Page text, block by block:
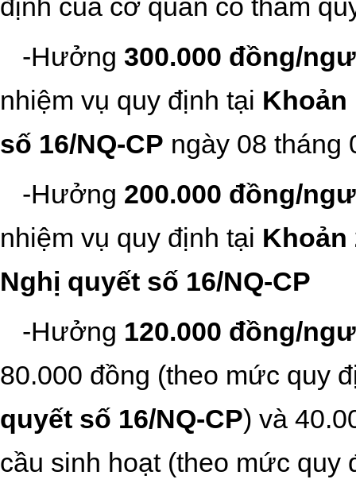
định của cơ quan có thẩm
-Hưởng300.000 đồng/
nhiệm vụ quy định tại Khoản
số 16/NQ-CP ngày 08 tháng
-Hưởng 200.000 đồng/
nhiệm vụ quy định tại Khoản
Nghị quyết số 16/NQ-CP
-Hưởng 120.000 đồng/
80.000 đồng (theo mức quy
quyết số 16/NQ-CP) và
cầu sinh hoạt (theo mức quy